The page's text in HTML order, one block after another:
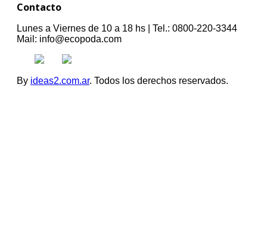
Contacto
Lunes a Viernes de 10 a 18 hs | Tel.: 0800-220-3344
Mail: info@ecopoda.com
By ideas2.com.ar. Todos los derechos reservados.